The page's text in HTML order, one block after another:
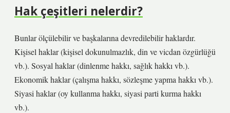
Hak çeşitleri nelerdir?
Bunlar ölçülebilir ve başkalarına devredilebilir haklardır.
Kişisel haklar (kişisel dokunulmazlık, din ve vicdan özgürlüğü
vb.). Sosyal haklar (dinlenme hakkı, sağlık hakkı vb.).
Ekonomik haklar (çalışma hakkı, sözleşme yapma hakkı vb.).
Siyasi haklar (oy kullanma hakkı, siyasi parti kurma hakkı
vb.).